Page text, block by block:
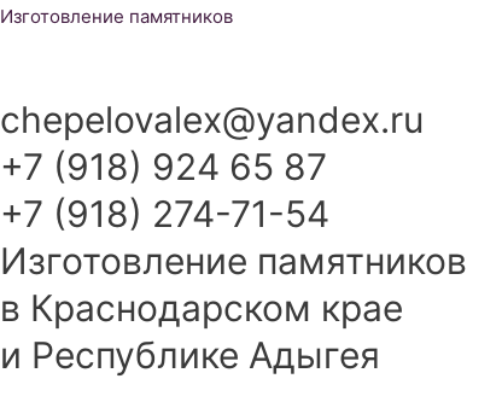
Перейти
Изготовление памятников
chepelovalex@yandex.ru
+7 (918) 924 65 87
+7 (918) 274-71-54
Изготовление памятников
в Краснодарском крае
и Республике Адыгея